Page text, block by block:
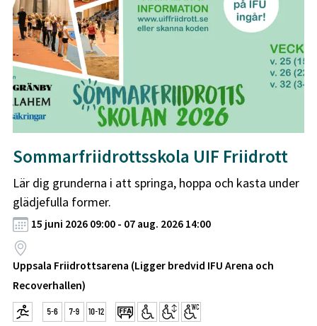
Sommarfriidrottsskola UIF Friidrott
Lär dig grunderna i att springa, hoppa och kasta under
glädjefulla former.
15 juni 2026 09:00 - 07 aug. 2026 14:00
Uppsala Friidrottsarena (Ligger bredvid IFU Arena och
Recoverhallen)